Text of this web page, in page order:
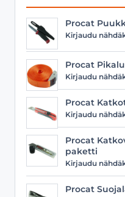
Procat
Kirjaudu
Procat
Kirjaudu
Procat
Kirjaudu
Procat
paketti
Kirjaudu
Procat